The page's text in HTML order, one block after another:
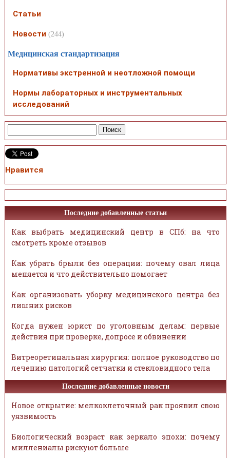
Статьи
Новости (244)
Медицинская стандартизация
Нормативы экстренной и неотложной помощи
Нормы лабораторных и инструментальных
исследований
Нравится
Последние добавленные статьи
Как выбрать медицинский центр в СПб: на что
смотреть кроме отзывов
Как убрать брыли без операции: почему овал лица
меняется и что действительно помогает
Как организовать уборку медицинского центра без
лишних рисков
Когда нужен юрист по уголовным делам: первые
действия при проверке, допросе и обвинении
Витреоретинальная хирургия: полное руководство по
лечению патологий сетчатки и стекловидного тела
Последние добавленные новости
Новое открытие: мелкоклеточный рак проявил свою
уязвимость
Биологический возраст как зеркало эпохи: почему
миллениалы рискуют больше